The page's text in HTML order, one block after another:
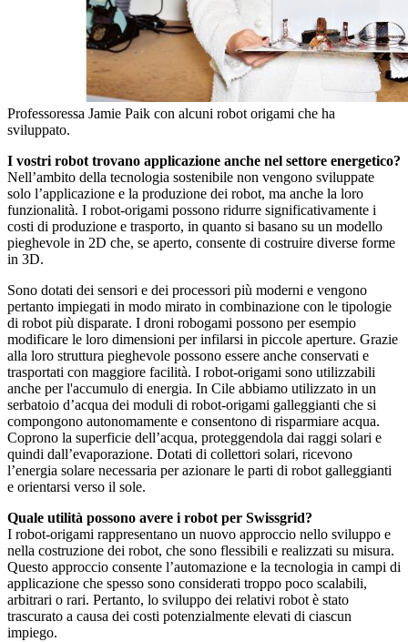
Professoressa Jamie Paik con alcuni robot origami che ha
sviluppato.
I vostri robot trovano applicazione anche nel settore energetico?
Nell’ambito della tecnologia sostenibile non vengono sviluppate
solo l’applicazione e la produzione dei robot, ma anche la loro
funzionalità. I robot-origami possono ridurre significativamente i
costi di produzione e trasporto, in quanto si basano su un modello
pieghevole in 2D che, se aperto, consente di costruire diverse forme
in 3D.
Sono dotati dei sensori e dei processori più moderni e vengono
pertanto impiegati in modo mirato in combinazione con le tipologie
di robot più disparate. I droni robogami possono per esempio
modificare le loro dimensioni per infilarsi in piccole aperture. Grazie
alla loro struttura pieghevole possono essere anche conservati e
trasportati con maggiore facilità. I robot-origami sono utilizzabili
anche per l'accumulo di energia. In Cile abbiamo utilizzato in un
serbatoio d’acqua dei moduli di robot-origami galleggianti che si
compongono autonomamente e consentono di risparmiare acqua.
Coprono la superficie dell’acqua, proteggendola dai raggi solari e
quindi dall’evaporazione. Dotati di collettori solari, ricevono
l’energia solare necessaria per azionare le parti di robot galleggianti
e orientarsi verso il sole.
Quale utilità possono avere i robot per Swissgrid?
I robot-origami rappresentano un nuovo approccio nello sviluppo e
nella costruzione dei robot, che sono flessibili e realizzati su misura.
Questo approccio consente l’automazione e la tecnologia in campi di
applicazione che spesso sono considerati troppo poco scalabili,
arbitrari o rari. Pertanto, lo sviluppo dei relativi robot è stato
trascurato a causa dei costi potenzialmente elevati di ciascun
impiego.